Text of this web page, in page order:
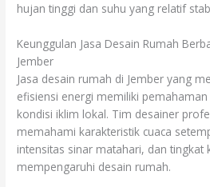
hujan tinggi dan suhu yang relatif
Keunggulan Jasa Desain Rumah
Jember
Jasa desain rumah di Jember yang
efisiensi energi memiliki
kondisi iklim lokal. Tim desainer
memahami karakteristik cuaca
intensitas sinar matahari, dan tingkat
mempengaruhi desain rumah.